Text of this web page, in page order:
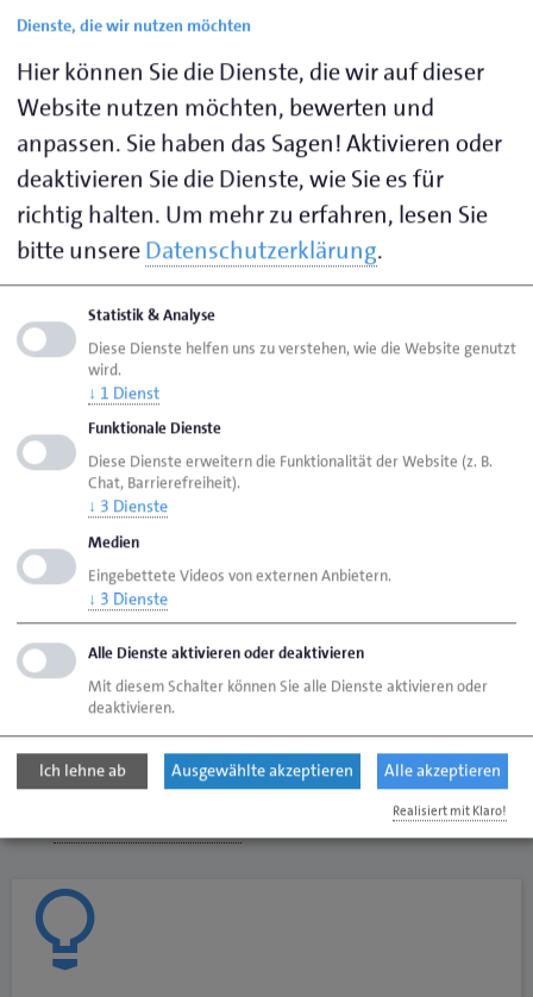
Ihr Weg zur Weiterbildung
Gewerkespezifische Fort- und Weiterbildungen
Bleiben Sie mit aktuellen Technologien und
Normen auf dem neuesten Stand.
Soft Skills fürs Handwerk: Stärken Sie Ihre
Team- und Führungskompetenzen sowie Ihre
Meistervorbereitung: Qualifizieren Sie sich für
die nächste Karrierestufe und bereiten Sie sich
optimal auf Ihre Meisterprüfung vor.
Betriebswirtschaftliche Lehrgänge
Sie Ihre kaufmännischen Fähigkeiten und lernen
Sie, strategische Entscheidungen sicher zu
treffen.
Schweißtechnik
handwerklichen Fertigkeiten in einer der
modernsten Schweißwerkstätten
Deutschlands.
Entdecken Sie unsereWeiterbildungsangeboteund
machen Sie den nächsten Schritt für Ihre berufliche
Zukunft!
Dienste, die wir nutzen möchten
Hier können Sie die Dienste, die wir auf dieser
Website nutzen möchten, bewerten und
anpassen. Sie haben das Sagen! Aktivieren oder
deaktivieren Sie die Dienste, wie Sie es für
richtig halten. Um mehr zu erfahren, lesen Sie
bitte unsereDatenschutzerklärung.
Statistik & Analyse
Diese Dienste helfen uns zu verstehen, wie die Website genutzt
wird.
↓ 1 Dienst
Funktionale Dienste
Diese Dienste erweitern die Funktionalität der Website (z. B.
Chat, Barrierefreiheit).
↓ 3 Dienste
Medien
Eingebettete Videos von externen Anbietern.
↓ 3 Dienste
Alle Dienste aktivieren oder deaktivieren
Mit diesem Schalter können Sie alle Dienste aktivieren oder
deaktivieren.
Ich lehne ab Ausgewählte akzeptieren Alle akzeptieren
Realisiert mit Klaro!